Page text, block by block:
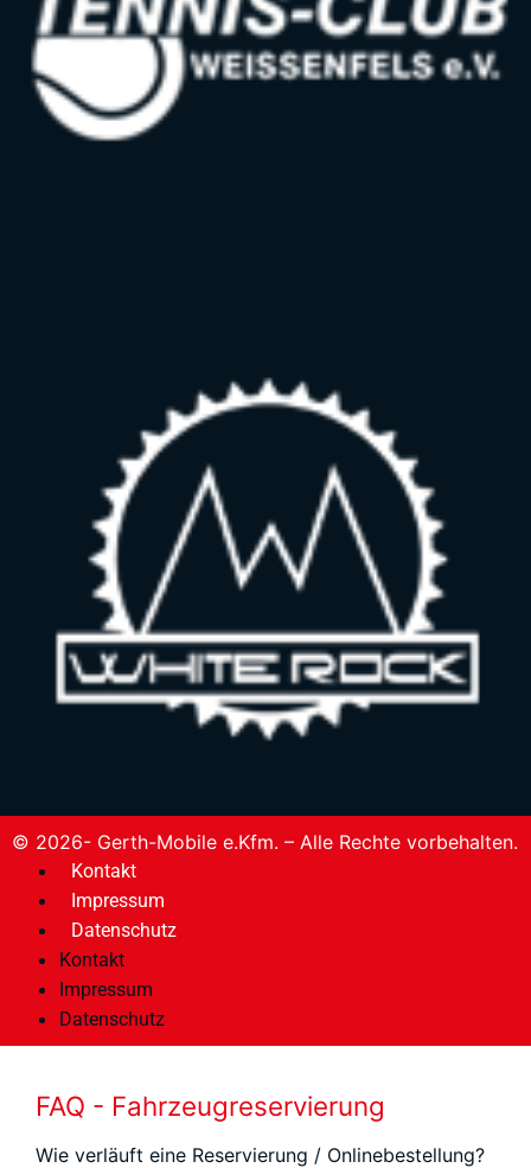
© 2026- Gerth-Mobile e.Kfm. – Alle Rechte vorbehalten.
Kontakt
Impressum
Datenschutz
Kontakt
Impressum
Datenschutz
FAQ - Fahrzeugreservierung
Wie verläuft eine Reservierung / Onlinebestellung?